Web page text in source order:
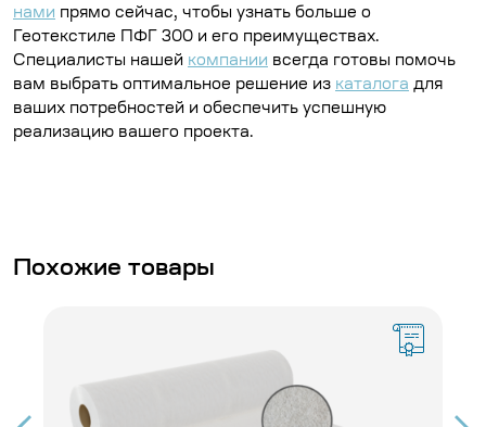
нами прямо сейчас, чтобы узнать больше о
Геотекстиле ПФГ 300 и его преимуществах.
Специалисты нашей компании всегда готовы помочь
вам выбрать оптимальное решение из каталога для
ваших потребностей и обеспечить успешную
реализацию вашего проекта.
Похожие товары